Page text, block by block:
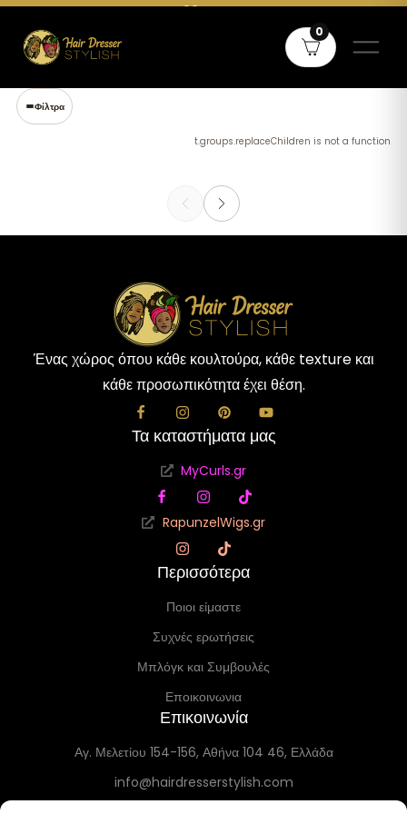
Δωρεάν μεταφορικά άνω των 60€ σε όλη την Ελλάδα και άνω των
0
Φίλτρα
t.groups.replaceChildren is not a function
Ένας χώρος όπου κάθε κουλτούρα, κάθε texture και
κάθε προσωπικότητα έχει θέση.
Τα καταστήματα μας
MyCurls.gr
RapunzelWigs.gr
Περισσότερα
Ποιοι είμαστε
Συχνές ερωτήσεις
Μπλόγκ και Συμβουλές
Εποικοινωνια
Επικοινωνία
Αγ. Μελετίου 154-156, Αθήνα 104 46, Ελλάδα
info@hairdresserstylish.com